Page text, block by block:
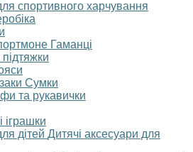
спортивного харчування
Гаманці
Сумки
та рукавички
іграшки
дітей Дитячі аксесуари для